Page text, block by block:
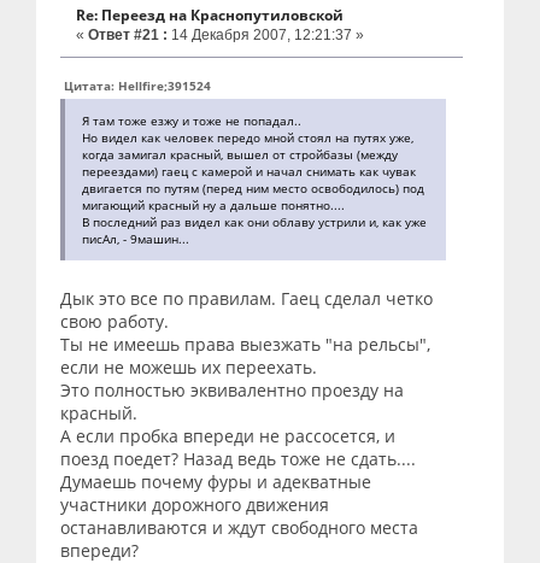
Re: Переезд на Краснопутиловской
« Ответ #21 : 14 Декабря 2007, 12:21:37 »
Цитата: Hellfire;391524
Я там тоже езжу и тоже не попадал..
Но видел как человек передо мной стоял на путях уже,
когда замигал красный, вышел от стройбазы (между
переездами) гаец с камерой и начал снимать как чувак
двигается по путям (перед ним место освободилось) под
мигающий красный ну а дальше понятно....
В последний раз видел как они облаву устрили и, как уже
писАл, - 9машин...
Дык это все по правилам. Гаец сделал четко
свою работу.
Ты не имеешь права выезжать "на рельсы",
если не можешь их переехать.
Это полностью эквивалентно проезду на
красный.
А если пробка впереди не рассосется, и
поезд поедет? Назад ведь тоже не сдать....
Думаешь почему фуры и адекватные
участники дорожного движения
останавливаются и ждут свободного места
впереди?